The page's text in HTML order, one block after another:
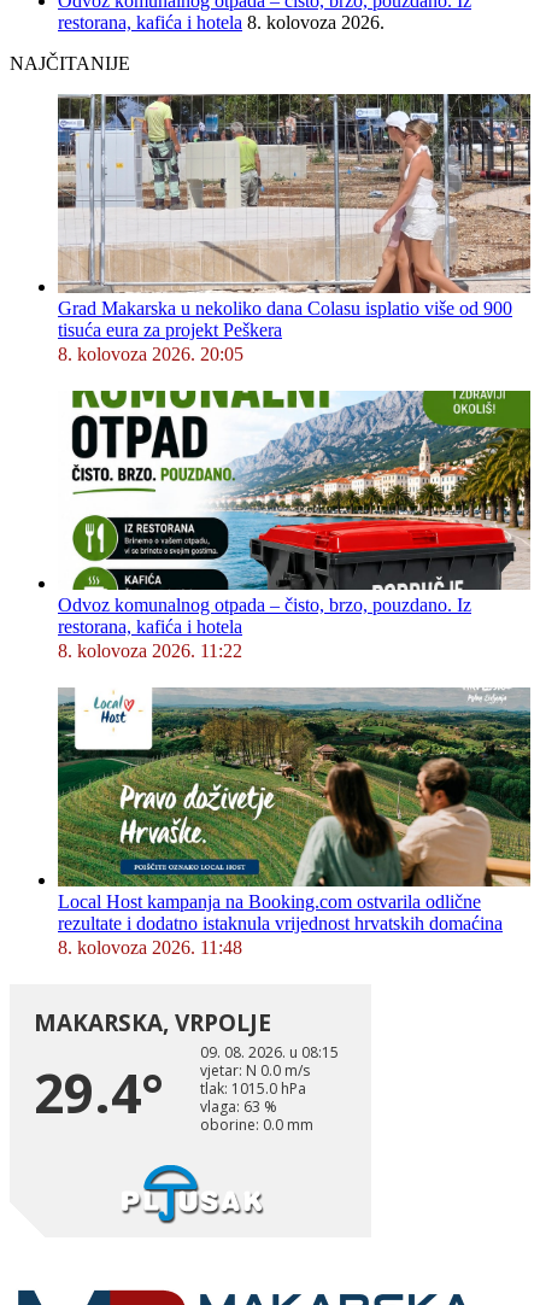
restorana, kafića i hotela 8. kolovoza 2026.
NAJČITANIJE
Grad Makarska u nekoliko dana Colasu isplatio više od 900
tisuća eura za projekt Peškera
8. kolovoza 2026. 20:05
Odvoz komunalnog otpada – čisto, brzo, pouzdano. Iz
restorana, kafića i hotela
8. kolovoza 2026. 11:22
Local Host kampanja na Booking.com ostvarila odlične
rezultate i dodatno istaknula vrijednost hrvatskih domaćina
8. kolovoza 2026. 11:48